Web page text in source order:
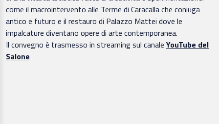
come il macrointervento alle Terme di Caracalla che coniuga
antico e futuro e il restauro di Palazzo Mattei dove le
impalcature diventano opere di arte contemporanea.
Il convegno è trasmesso in streaming sul canaleYouTube del
Salone